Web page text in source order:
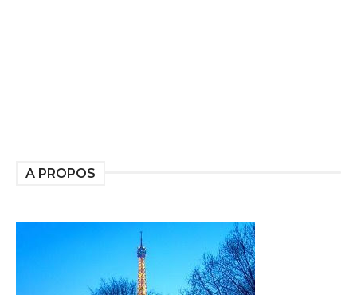
A PROPOS